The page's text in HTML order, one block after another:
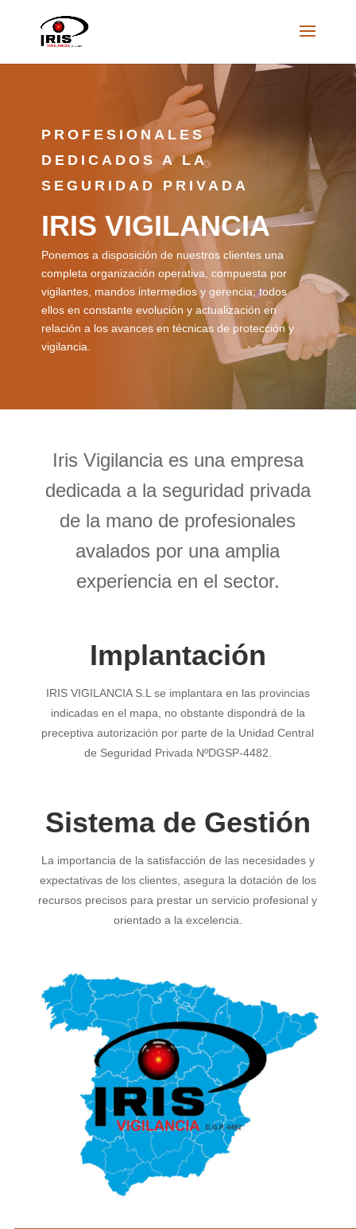
PROFESIONALES
DEDICADOS A LA
SEGURIDAD PRIVADA
IRIS VIGILANCIA
Ponemos a disposición de nuestros clientes una
completa organización operativa, compuesta por
vigilantes, mandos intermedios y gerencia; todos
ellos en constante evolución y actualización en
relación a los avances en técnicas de protección y
vigilancia.
Iris Vigilancia es una empresa
dedicada a la seguridad privada
de la mano de profesionales
avalados por una amplia
experiencia en el sector.
Implantación
IRIS VIGILANCIA S.L se implantara en las provincias
indicadas en el mapa, no obstante dispondrá de la
preceptiva autorización por parte de la Unidad Central
de Seguridad Privada NºDGSP-4482.
Sistema de Gestión
La importancia de la satisfacción de las necesidades y
expectativas de los clientes, asegura la dotación de los
recursos precisos para prestar un servicio profesional y
orientado a la excelencia.